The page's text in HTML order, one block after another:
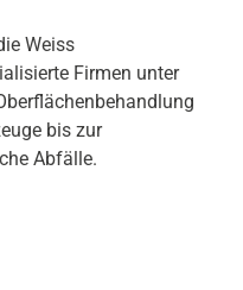
Weiss
Firmen unter
bis zur
Abfälle.